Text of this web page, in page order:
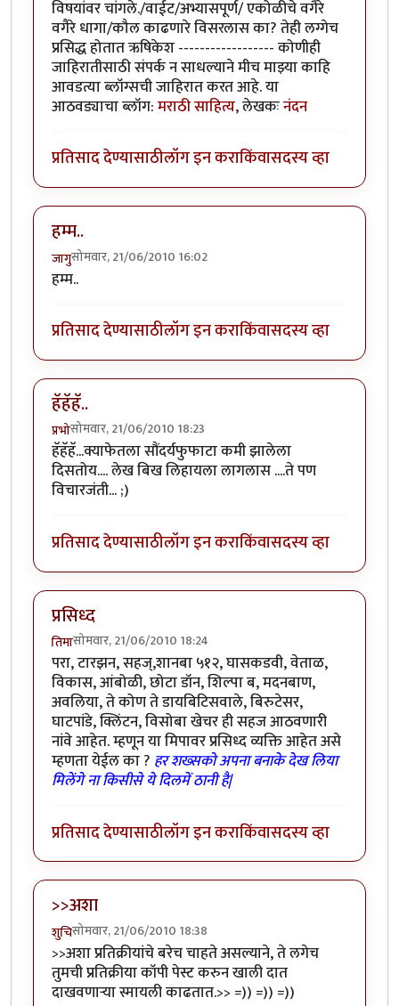
विषयांवर चांगले./वाईट/अभ्यासपूर्ण/ एकोळीचे वगैरे
वगैरे धागा/कौल काढणारे विसरलास का? तेही लग्गेच
प्रसिद्ध होतात ऋषिकेश ------------------ कोणीही
जाहिरातीसाठी संपर्क न साधल्याने मीच माझ्या काहि
आवडत्या ब्लॉग्सची जाहिरात करत आहे. या
आठवड्याचा ब्लॉग:मराठी साहित्य, लेखकःनंदन
प्रतिसाद देण्यासाठीलॉग इन कराकिंवासदस्य व्हा
हम्म..
जागुसोमवार, 21/06/2010 16:02
हम्म..
प्रतिसाद देण्यासाठीलॉग इन कराकिंवासदस्य व्हा
हॅहॅहॅ..
प्रभोसोमवार, 21/06/2010 18:23
हॅहॅहॅ...क्याफेतला सौंदर्यफुफाटा कमी झालेला
दिसतोय.... लेख बिख लिहायला लागलास ....ते पण
विचारजंती... ;)
प्रतिसाद देण्यासाठीलॉग इन कराकिंवासदस्य व्हा
प्रसिध्द
तिमासोमवार, 21/06/2010 18:24
परा, टारझन, सहज्,शानबा ५१२, घासकडवी, वेताळ,
विकास, आंबोळी, छोटा डॉन, शिल्पा ब, मदनबाण,
अवलिया, ते कोण ते डायबिटिसवाले, बिरुटेसर,
घाटपांडे, क्लिंटन, विसोबा खेचर ही सहज आठवणारी
नांवे आहेत. म्हणून या मिपावर प्रसिध्द व्यक्ति आहेत असे
म्हणता येईल का ? हर शख्सको अपना बनाके देख लिया
मिलेंगे ना किसीसे ये दिलमें ठानी है|
प्रतिसाद देण्यासाठीलॉग इन कराकिंवासदस्य व्हा
>>अशा
शुचिसोमवार, 21/06/2010 18:38
>>अशा प्रतिक्रीयांचे बरेच चाहते असल्याने, ते लगेच
तुमची प्रतिक्रीया कॉपी पेस्ट करुन खाली दात
दाखवणार्‍या स्मायली काढतात.>> =)) =)) =))